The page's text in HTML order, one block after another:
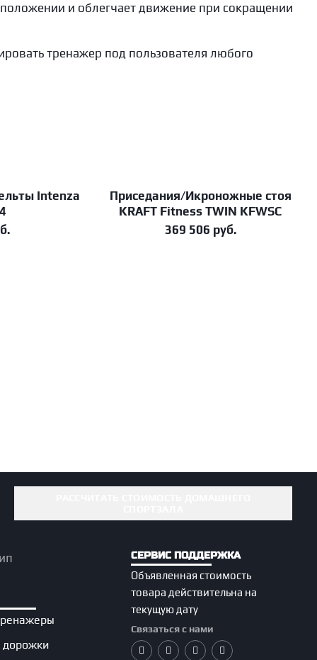
и облегчает движение при сокращении
тренажер под пользователя любого
Intenza
В корзину
Приседания/Икроножные стоя
KRAFT Fitness TWIN KFWSC
369 506 руб.
дорожки
СЕРВИС ПОДДЕРЖКА
Объявленная стоимость
товара действительна на
текущую дату
Связаться с нами